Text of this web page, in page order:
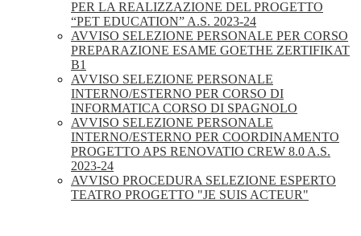
PER LA REALIZZAZIONE DEL PROGETTO
“PET EDUCATION” A.S. 2023-24
AVVISO SELEZIONE PERSONALE PER CORSO
PREPARAZIONE ESAME GOETHE ZERTIFIKAT
B1
AVVISO SELEZIONE PERSONALE
INTERNO/ESTERNO PER CORSO DI
INFORMATICA CORSO DI SPAGNOLO
AVVISO SELEZIONE PERSONALE
INTERNO/ESTERNO PER COORDINAMENTO
PROGETTO APS RENOVATIO CREW 8.0 A.S.
2023-24
AVVISO PROCEDURA SELEZIONE ESPERTO
TEATRO PROGETTO "JE SUIS ACTEUR"